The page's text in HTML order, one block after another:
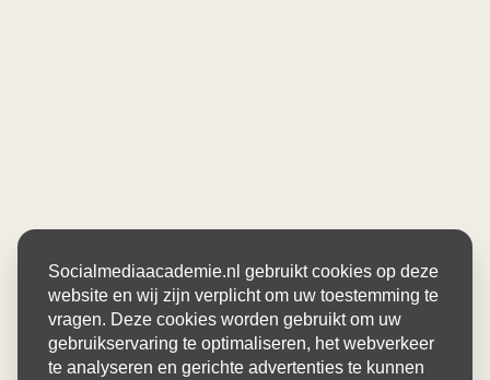
Socialmediaacademie.nl gebruikt cookies op deze
website en wij zijn verplicht om uw toestemming te
vragen. Deze cookies worden gebruikt om uw
gebruikservaring te optimaliseren, het webverkeer
te analyseren en gerichte advertenties te kunnen